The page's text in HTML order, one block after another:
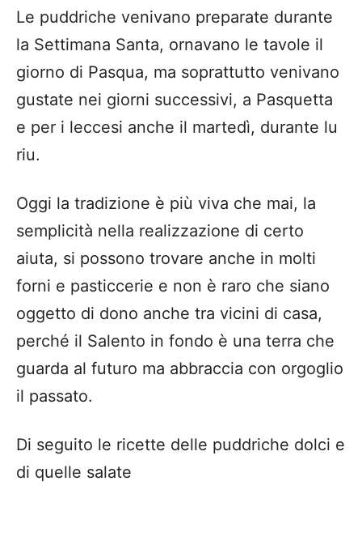
Le puddriche venivano preparate durante
la Settimana Santa, ornavano le tavole il
giorno di Pasqua, ma soprattutto venivano
gustate nei giorni successivi, a Pasquetta
e per i leccesi anche il martedì, durante lu
riu.
Oggi la tradizione è più viva che mai, la
semplicità nella realizzazione di certo
aiuta, si possono trovare anche in molti
forni e pasticcerie e non è raro che siano
oggetto di dono anche tra vicini di casa,
perché il Salento in fondo è una terra che
guarda al futuro ma abbraccia con orgoglio
il passato.
Di seguito le ricette delle puddriche dolci e
di quelle salate